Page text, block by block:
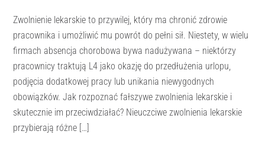
Zwolnienie lekarskie to przywilej, który ma chronić zdrowie
pracownika i umożliwić mu powrót do pełni sił. Niestety, w wielu
firmach absencja chorobowa bywa nadużywana – niektórzy
pracownicy traktują L4 jako okazję do przedłużenia urlopu,
podjęcia dodatkowej pracy lub unikania niewygodnych
obowiązków. Jak rozpoznać fałszywe zwolnienia lekarskie i
skutecznie im przeciwdziałać? Nieuczciwe zwolnienia lekarskie
przybierają różne […]